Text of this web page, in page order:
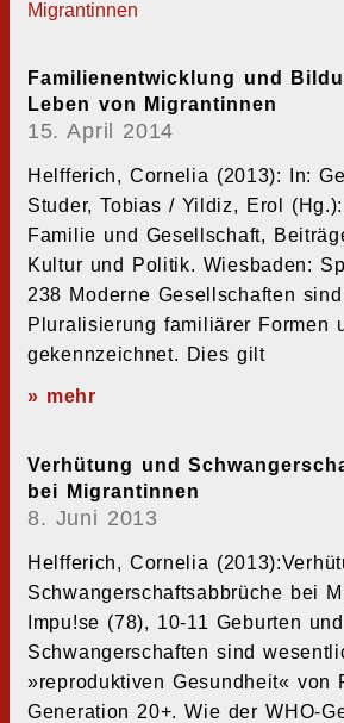
Migrantinnen
Familienentwicklung und
Leben von Migrantinnen
15. April 2014
Helfferich, Cornelia (2013): In:
Studer, Tobias / Yildiz, Erol
Familie und Gesellschaft,
Kultur und Politik. Wiesbaden:
238 Moderne Gesellschaften
Pluralisierung familiärer Formen
gekennzeichnet. Dies gilt
» mehr
Verhütung und
bei Migrantinnen
8. Juni 2013
Helfferich, Cornelia
Schwangerschaftsabbrüche bei
Impu!se (78), 10-11 Geburten und
Schwangerschaften sind
»reproduktiven Gesundheit« von
Generation 20+. Wie der WHO-